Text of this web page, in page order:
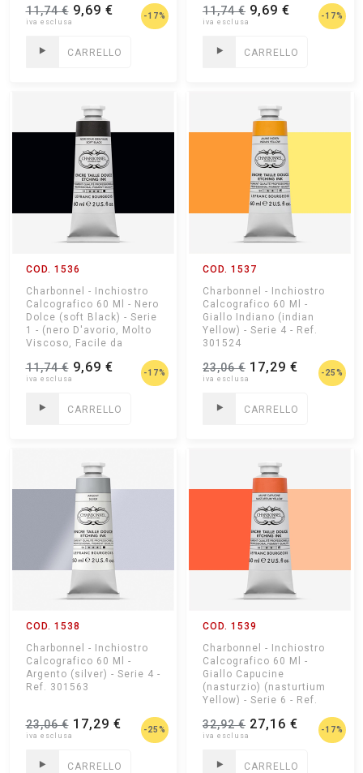
11,74 €9,69 € -17%
CARRELLO
11,74 € 9,69 € -17%
CARRELLO
COD. 1536
Charbonnel - Inchiostro
Calcografico 60 Ml - Nero
Dolce (soft Black) - Serie
1 - (nero D'avorio, Molto
Viscoso, Facile da
Coprente) - Ref....
11,74 €9,69 € -17%
CARRELLO
COD. 1537
Charbonnel - Inchiostro
Calcografico 60 Ml -
Giallo Indiano (indian
Yellow) - Serie 4 - Ref.
301524
23,06 € 17,29 € -25%
CARRELLO
COD. 1538
Charbonnel - Inchiostro
Calcografico 60 Ml -
Argento (silver) - Serie 4 -
Ref. 301563
23,06 €17,29 € -25%
CARRELLO
COD. 1539
Charbonnel - Inchiostro
Calcografico 60 Ml -
Giallo Capucine
(nasturzio) (nasturtium
Yellow) - Serie 6 - Ref.
Serie)
32,92 € 27,16 € -17%
CARRELLO